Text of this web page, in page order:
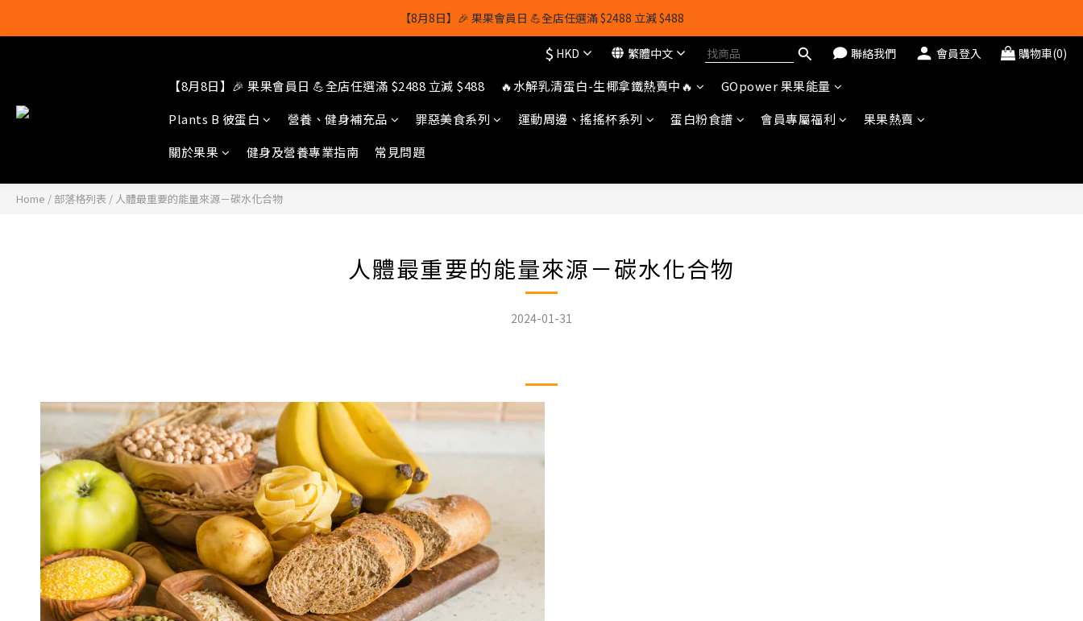
【8月8日】🎉 果果會員日 💪全店任選滿 $2488 立減 $488
【8月8日】🎉 果果會員日 💪全店任選滿 $2488 立減 $488
【1/8-31/8】8月下單即贈 蛋白威化餅×1-隨機口味
結帳輸入[gopowerhk]，可享全單*95折*，可與活動折扣疊加。[新會員優惠]新會員註冊即送$20購物金
【8月8日】🎉 果果會員日 💪全店任選滿 $2488 立減 $488
$ HKD 繁體中文 聯絡我們 會員登入 購物車(0)
【8月8日】🎉 果果會員日 💪全店任選滿 $2488 立減 $488 🔥水解乳清蛋白-生椰拿鐵熱賣中🔥
GOpower 果果能量
Plants B 彼蛋白
營養、健身補充品 罪惡美食系列 運動周邊、搖搖杯系列 蛋白粉食譜 會員專屬福利
果果熱賣
關於果果
健身及營養專業指南 常見問題
Home / 部落格列表 / 人體最重要的能量來源－碳水化合物
人體最重要的能量來源－碳水化合物
2024-01-31